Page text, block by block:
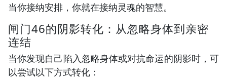
当你接纳安排，你就在接纳灵魂的智慧。
闸门46的阴影转化：从忽略身体到亲密
连结
当你发现自己陷入忽略身体或对抗命运的阴影时，可
以尝试以下方式转化：